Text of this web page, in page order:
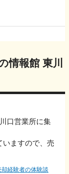
報館 東川
口営業所に集
いますので、売
却経験者の体験談